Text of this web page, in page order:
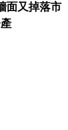
面又掉落市